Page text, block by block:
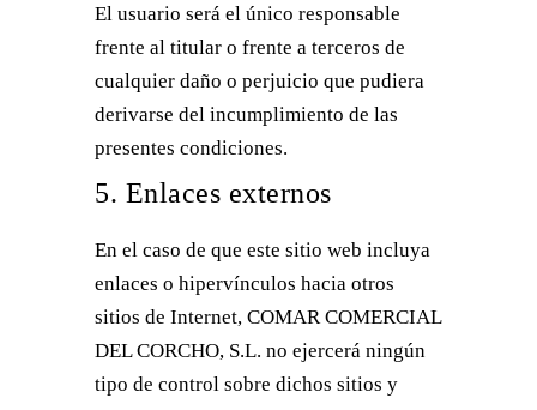
El usuario será el único responsable
frente al titular o frente a terceros de
cualquier daño o perjuicio que pudiera
derivarse del incumplimiento de las
presentes condiciones.
5. Enlaces externos
En el caso de que este sitio web incluya
enlaces o hipervínculos hacia otros
sitios de Internet, COMAR COMERCIAL
DEL CORCHO, S.L. no ejercerá ningún
tipo de control sobre dichos sitios y